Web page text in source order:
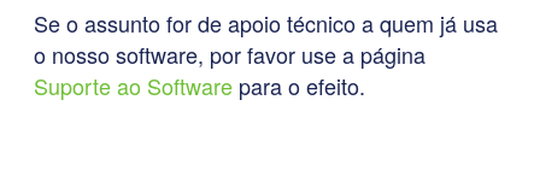
Se o assunto for de apoio técnico a quem já usa
o nosso software, por favor use a página
Suporte ao Software para o efeito.